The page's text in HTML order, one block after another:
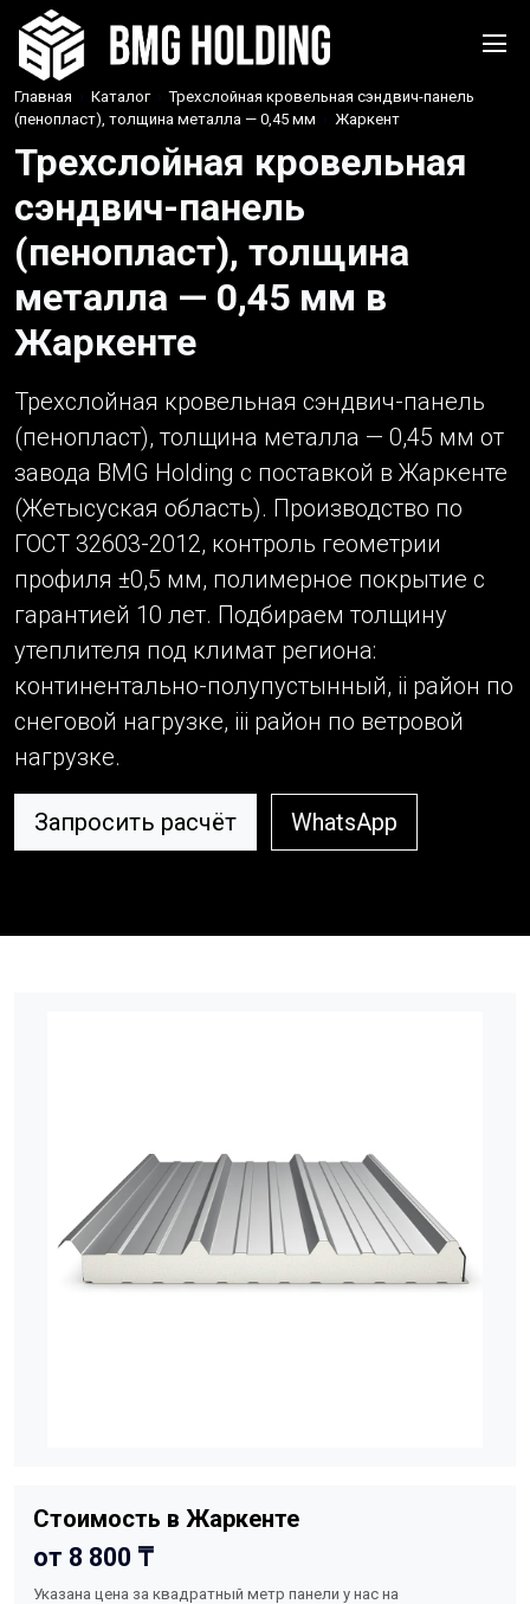
Главная › Каталог › Трехслойная кровельная сэндвич-панель
(пенопласт), толщина металла — 0,45 мм › Жаркент
Трехслойная кровельная
сэндвич-панель
(пенопласт), толщина
металла — 0,45 мм в
Жаркенте
Трехслойная кровельная сэндвич-панель
(пенопласт), толщина металла — 0,45 мм от
завода BMG Holding с поставкой в Жаркенте
(Жетысуская область). Производство по
ГОСТ 32603-2012, контроль геометрии
профиля ±0,5 мм, полимерное покрытие с
гарантией 10 лет. Подбираем толщину
утеплителя под климат региона:
континентально-полупустынный, ii район по
снеговой нагрузке, iii район по ветровой
нагрузке.
Запросить расчёт WhatsApp
Стоимость в Жаркенте
от 8 800 ₸
Указана цена за квадратный метр панели у нас на